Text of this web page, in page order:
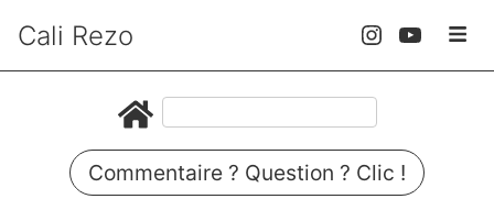
Cali Rezo
Commentaire ? Question ? Clic !